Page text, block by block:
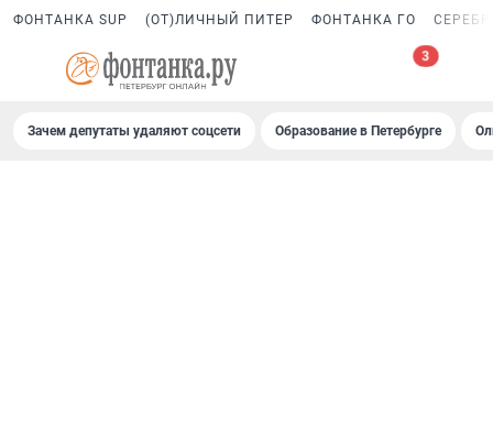
ФОНТАНКА SUP (ОТ)ЛИЧНЫЙ ПИТЕР ФОНТАНКА ГО
Зачем депутаты удаляют соцсети Образование в Петербурге